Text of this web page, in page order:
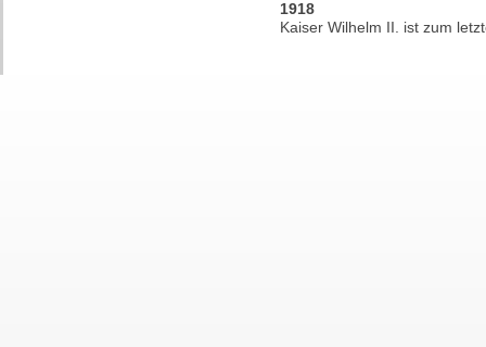
1918
Kaiser Wilhelm II. ist zum